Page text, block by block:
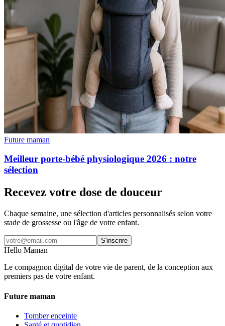
Future maman
Meilleur porte-bébé physiologique 2026 : notre
sélection
Recevez votre dose de douceur
Chaque semaine, une sélection d'articles personnalisés selon votre
stade de grossesse ou l'âge de votre enfant.
S'inscrire
Hello Maman
Le compagnon digital de votre vie de parent, de la conception aux
premiers pas de votre enfant.
Future maman
Tomber enceinte